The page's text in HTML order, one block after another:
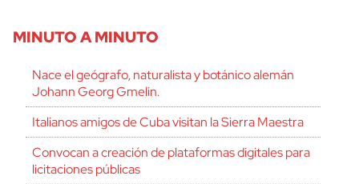
MINUTO A MINUTO
Nace el geógrafo, naturalista y botánico alemán
Johann Georg Gmelin.
Italianos amigos de Cuba visitan la Sierra Maestra
Convocan a creación de plataformas digitales para
licitaciones públicas